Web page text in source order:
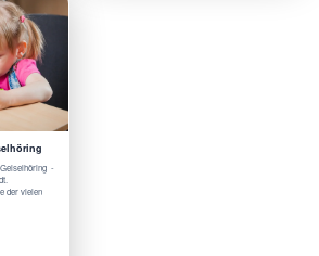
-
der vielen